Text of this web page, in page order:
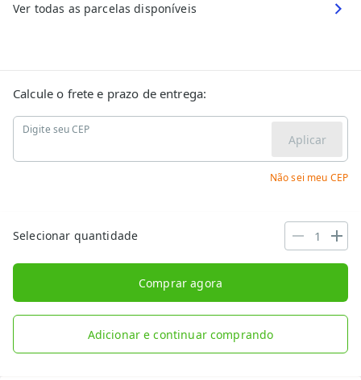
Ver todas as parcelas disponíveis
Calcule o frete e prazo de entrega:
Digite seu CEP
Aplicar
Não sei meu CEP
Selecionar quantidade
Comprar agora
Adicionar e continuar comprando